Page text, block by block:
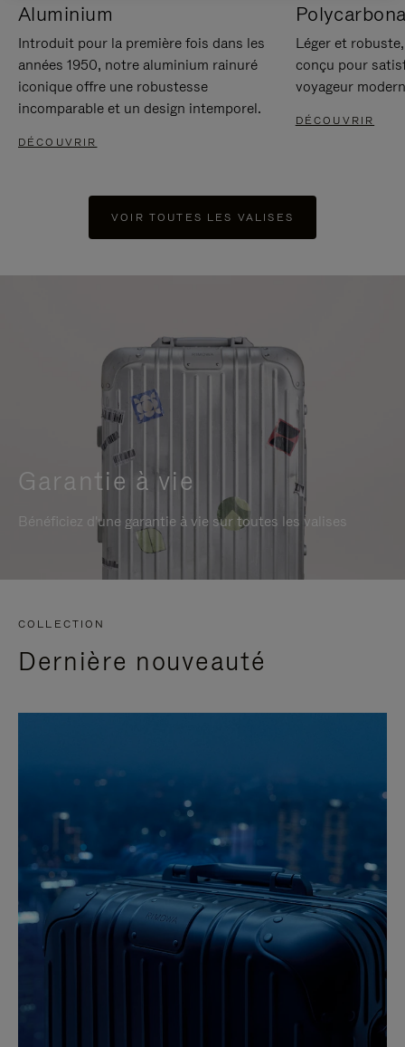
Aluminium
Introduit pour la première fois dans les
années 1950, notre aluminium rainuré
iconique offre une robustesse
incomparable et un design intemporel.
DÉCOUVRIR
Léger et
conçu pour
voyageur
DÉCOUVRIR
VOIR TOUTES LES VALISES
Garantie à vie
Bénéficiez d'une garantie à vie sur toutes les valises
COLLECTION
Dernière nouveauté